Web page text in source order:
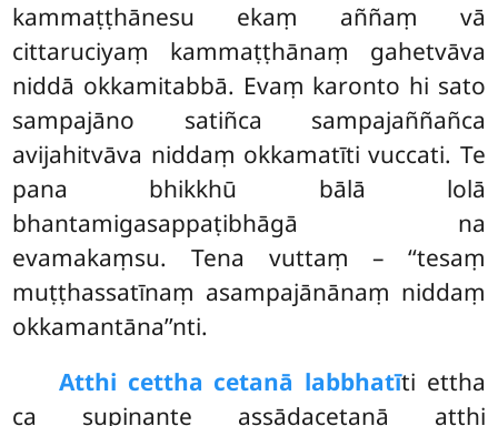
kammaṭṭhānesu ekaṃ aññaṃ vā
cittaruciyaṃ kammaṭṭhānaṃ gahetvāva
niddā okkamitabbā. Evaṃ karonto hi sato
sampajāno satiñca sampajaññañca
avijahitvāva niddaṃ okkamatīti vuccati. Te
pana bhikkhū bālā lolā
bhantamigasappaṭibhāgā na
evamakaṃsu. Tena vuttaṃ – ‘‘tesaṃ
muṭṭhassatīnaṃ asampajānānaṃ niddaṃ
okkamantāna’’nti.
Atthi cettha cetanā labbhatīti ettha
ca supinante assādacetanā atthi